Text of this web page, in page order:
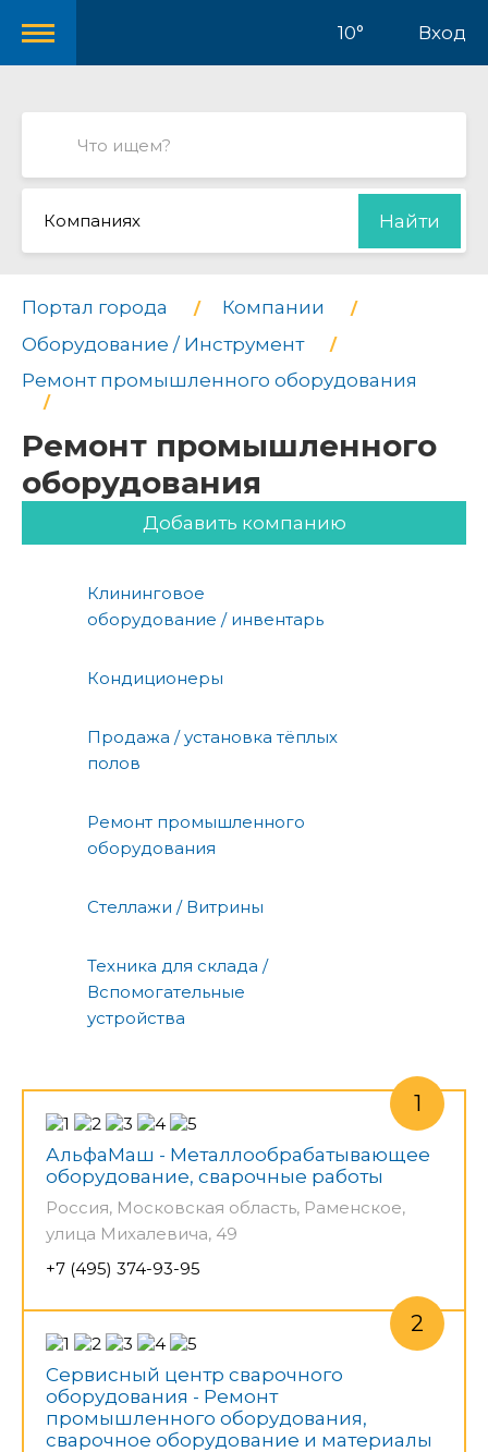
10° Вход
Компаниях Найти
Портал города
Компании
Оборудование / Инструмент
Ремонт промышленного оборудования
Ремонт промышленного
оборудования
Добавить компанию
Клининговое
оборудование / инвентарь
Кондиционеры
Продажа / установка тёплых
полов
Ремонт промышленного
оборудования
Стеллажи / Витрины
Техника для склада /
Вспомогательные
устройства
АльфаМаш - Металлообрабатывающее
оборудование, сварочные работы
Россия, Московская область, Раменское,
улица Михалевича, 49
+7 (495) 374-93-95
Сервисный центр сварочного
оборудования - Ремонт
промышленного оборудования,
сварочное оборудование и материалы